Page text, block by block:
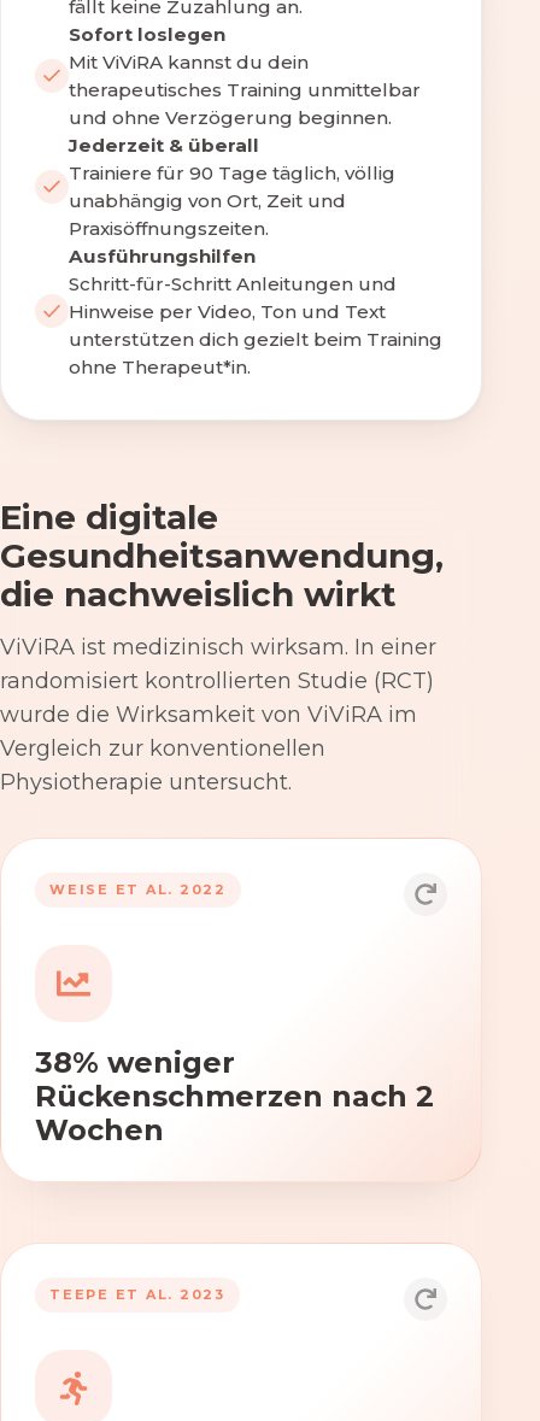
fällt keine Zuzahlung an.
Sofort loslegen
Mit ViViRA kannst du dein
therapeutisches Training unmittelbar
und ohne Verzögerung beginnen.
Jederzeit & überall
Trainiere für 90 Tage täglich, völlig
unabhängig von Ort, Zeit und
Praxisöffnungszeiten.
Ausführungshilfen
Schritt-für-Schritt Anleitungen und
Hinweise per Video, Ton und Text
unterstützen dich gezielt beim Training
ohne Therapeut*in.
Eine digitale
Gesundheitsanwendung,
die nachweislich wirkt
ViViRA ist medizinisch wirksam. In einer
randomisiert kontrollierten Studie (RCT)
wurde die Wirksamkeit von ViViRA im
Vergleich zur konventionellen
Physiotherapie untersucht.
WEISE ET AL. 2022
38% weniger
Rückenschmerzen nach 2
Wochen
53% nach 12 Wochen
TEEPE ET AL. 2023
Durch die Anwendung von ViViRA
Beweglichkeit und Koordination nach